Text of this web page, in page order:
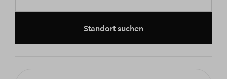
Standort suchen